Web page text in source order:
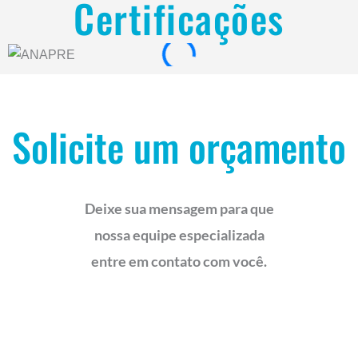
Certificações
Solicite um orçamento
Deixe sua mensagem para que
nossa equipe especializada
entre em contato com você.